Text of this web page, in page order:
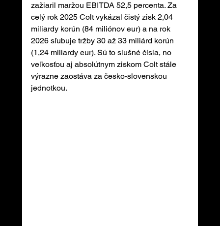
zažiaril maržou EBITDA 52,5 percenta. Za
celý rok 2025 Colt vykázal čistý zisk 2,04
miliardy korún (84 miliónov eur) a na rok
2026 sľubuje tržby 30 až 33 miliárd korún
(1,24 miliardy eur). Sú to slušné čísla, no
veľkosťou aj absolútnym ziskom Colt stále
výrazne zaostáva za česko-slovenskou
jednotkou.